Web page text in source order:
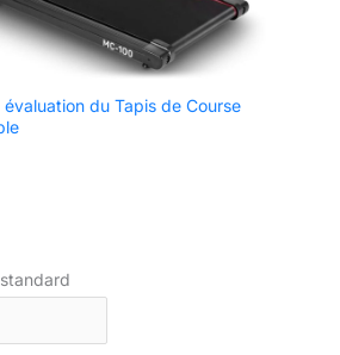
évaluation du Tapis de Course